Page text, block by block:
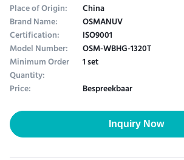
Place of Origin:
China
Brand Name: OSMANUV
Certification: ISO9001
Model Number: OSM-WBHG-1320T
Minimum Order
Quantity:
1 set
Price:
Bespreekbaar
Inquiry Now